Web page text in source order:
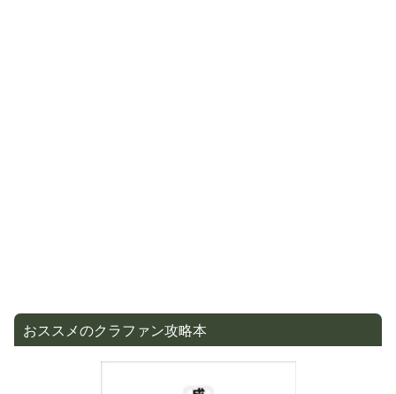
おススメのクラファン攻略本